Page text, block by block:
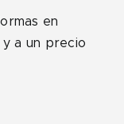
en
a un precio